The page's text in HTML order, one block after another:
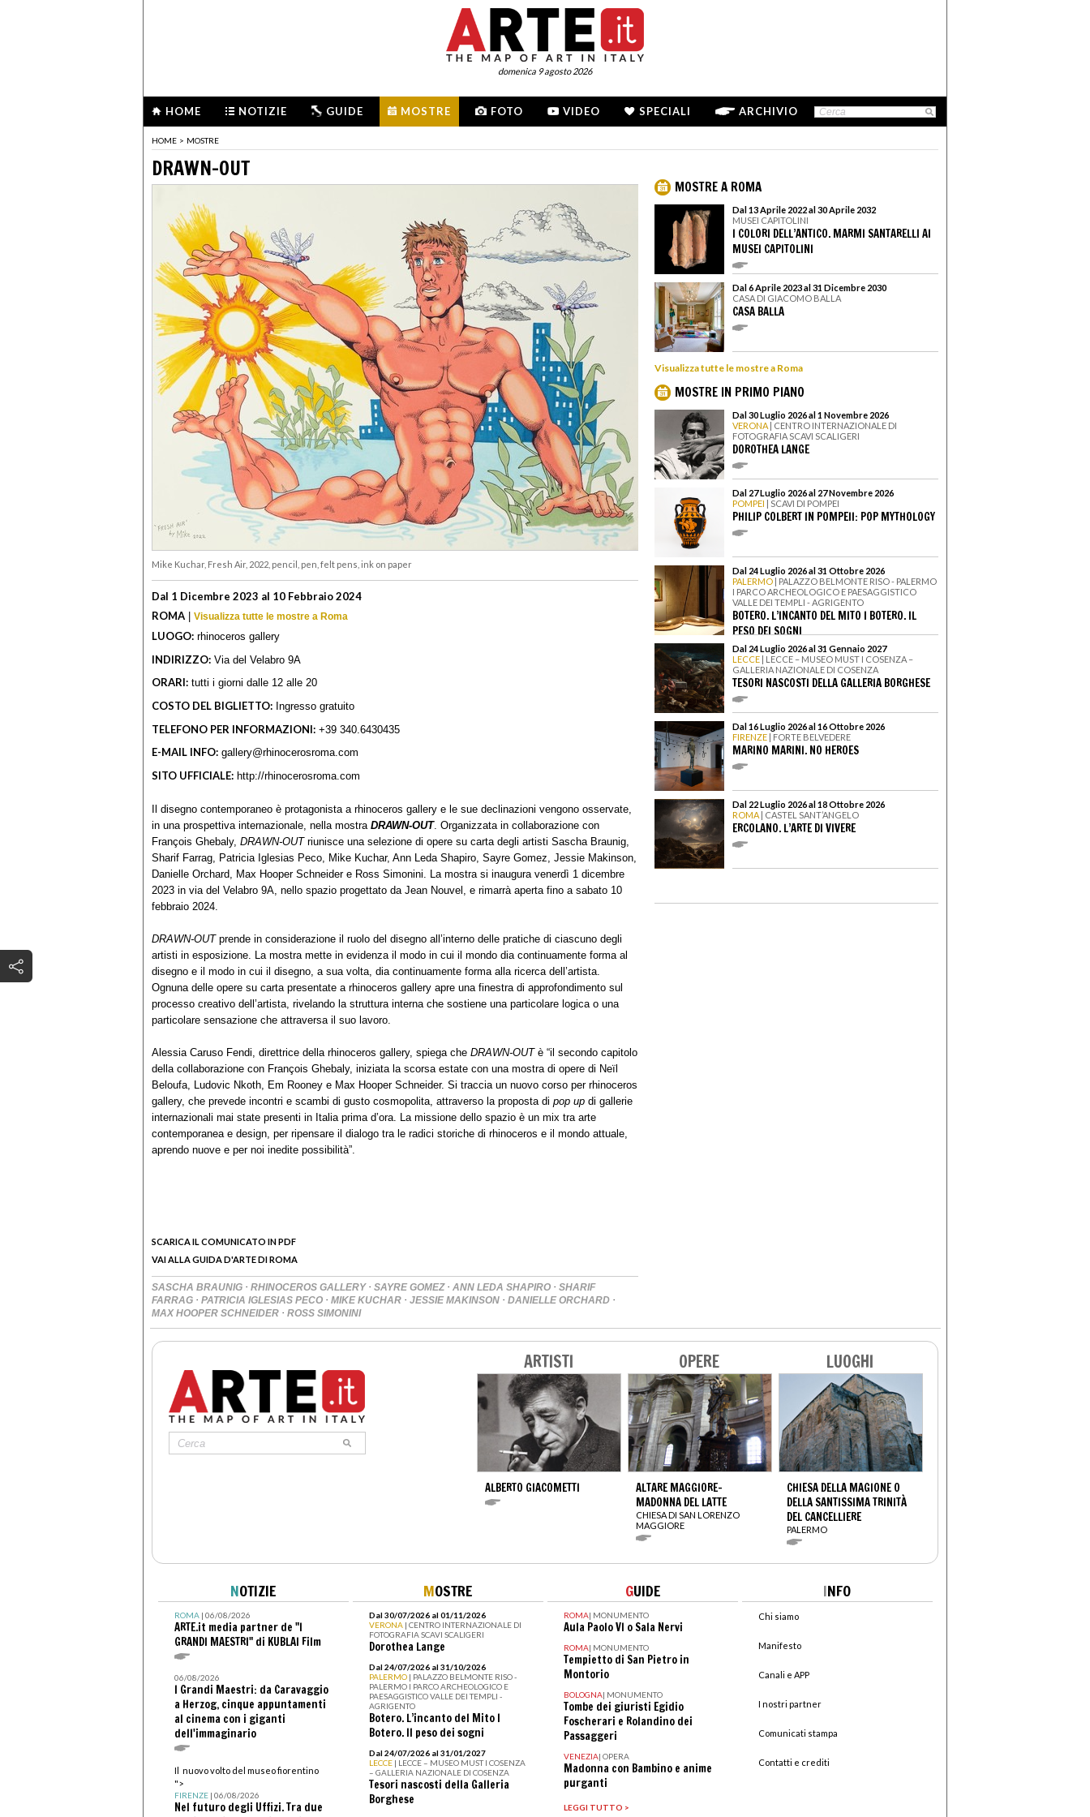
domenica 9 agosto 2026
HOME NOTIZIE GUIDE MOSTRE FOTO VIDEO SPECIALI ARCHIVIO
HOME > MOSTRE
DRAWN-OUT
Mike Kuchar, Fresh Air, 2022, pencil, pen, felt pens, ink on paper
Dal 1 Dicembre 2023 al 10 Febbraio 2024
ROMA | Visualizza tutte le mostre a Roma
LUOGO: rhinoceros gallery
INDIRIZZO: Via del Velabro 9A
ORARI: tutti i giorni dalle 12 alle 20
COSTO DEL BIGLIETTO: Ingresso gratuito
TELEFONO PER INFORMAZIONI: +39 340.6430435
E-MAIL INFO: gallery@rhinocerosroma.com
SITO UFFICIALE: http://rhinocerosroma.com
Il disegno contemporaneo è protagonista a rhinoceros gallery e le sue declinazioni vengono osservate,
in una prospettiva internazionale, nella mostra DRAWN-OUT. Organizzata in collaborazione con
François Ghebaly, DRAWN-OUTriunisce una selezione di opere su carta degli artisti Sascha Braunig,
Sharif Farrag, Patricia Iglesias Peco, Mike Kuchar, Ann Leda Shapiro, Sayre Gomez, Jessie Makinson,
Danielle Orchard, Max Hooper Schneider e Ross Simonini. La mostra si inaugura venerdì 1 dicembre
2023 in via del Velabro 9A, nello spazio progettato da Jean Nouvel, e rimarrà aperta fino a sabato 10
febbraio 2024.
DRAWN-OUTprende in considerazione il ruolo del disegno all’interno delle pratiche di ciascuno degli
artisti in esposizione. La mostra mette in evidenza il modo in cui il mondo dia continuamente forma al
disegno e il modo in cui il disegno, a sua volta, dia continuamente forma alla ricerca dell’artista.
Ognuna delle opere su carta presentate a rhinoceros gallery apre una finestra di approfondimento sul
processo creativo dell’artista, rivelando la struttura interna che sostiene una particolare logica o una
particolare sensazione che attraversa il suo lavoro.
Alessia Caruso Fendi, direttrice della rhinoceros gallery, spiega che DRAWN-OUTè “il secondo capitolo
della collaborazione con François Ghebaly, iniziata la scorsa estate con una mostra di opere di Neïl
Beloufa, Ludovic Nkoth, Em Rooney e Max Hooper Schneider. Si traccia un nuovo corso per rhinoceros
gallery, che prevede incontri e scambi di gusto cosmopolita, attraverso la proposta di pop up di gallerie
internazionali mai state presenti in Italia prima d’ora. La missione dello spazio è un mix tra arte
contemporanea e design, per ripensare il dialogo tra le radici storiche di rhinoceros e il mondo attuale,
aprendo nuove e per noi inedite possibilità”.
SCARICA IL COMUNICATO IN PDF
VAI ALLA GUIDA D'ARTE DI ROMA
SASCHA BRAUNIG · RHINOCEROS GALLERY · SAYRE GOMEZ · ANN LEDA SHAPIRO · SHARIF
FARRAG · PATRICIA IGLESIAS PECO · MIKE KUCHAR · JESSIE MAKINSON · DANIELLE ORCHARD ·
MAX HOOPER SCHNEIDER · ROSS SIMONINI
MOSTRE A ROMA
Dal 13 Aprile 2022 al 30 Aprile 2032
MUSEI CAPITOLINI
I COLORI DELL’ANTICO. MARMI SANTARELLI AI
MUSEI CAPITOLINI
Dal 6 Aprile 2023 al 31 Dicembre 2030
CASA DI GIACOMO BALLA
CASA BALLA
Visualizza tutte le mostre a Roma
MOSTRE IN PRIMO PIANO
Dal 30 Luglio 2026 al 1 Novembre 2026
VERONA | CENTRO INTERNAZIONALE DI
FOTOGRAFIA SCAVI SCALIGERI
DOROTHEA LANGE
Dal 27 Luglio 2026 al 27 Novembre 2026
POMPEI | SCAVI DI POMPEI
PHILIP COLBERT IN POMPEII: POP MYTHOLOGY
Dal 24 Luglio 2026 al 31 Ottobre 2026
PALERMO | PALAZZO BELMONTE RISO - PALERMO
I PARCO ARCHEOLOGICO E PAESAGGISTICO
VALLE DEI TEMPLI - AGRIGENTO
BOTERO. L’INCANTO DEL MITO I BOTERO. IL
PESO DEI SOGNI
Dal 24 Luglio 2026 al 31 Gennaio 2027
LECCE | LECCE – MUSEO MUST I COSENZA –
GALLERIA NAZIONALE DI COSENZA
TESORI NASCOSTI DELLA GALLERIA BORGHESE
Dal 16 Luglio 2026 al 16 Ottobre 2026
FIRENZE | FORTE BELVEDERE
MARINO MARINI. NO HEROES
Dal 22 Luglio 2026 al 18 Ottobre 2026
ROMA | CASTEL SANT’ANGELO
ERCOLANO. L’ARTE DI VIVERE
ARTISTI
ALBERTO GIACOMETTI
OPERE
ALTARE MAGGIORE-
MADONNA DEL LATTE
CHIESA DI SAN LORENZO
MAGGIORE
LUOGHI
CHIESA DELLA MAGIONE O
DELLA SANTISSIMA TRINITÀ
DEL CANCELLIERE
PALERMO
NOTIZIE
ROMA| 06/08/2026
ARTE.it media partner de "I
GRANDI MAESTRI" di KUBLAI Film
06/08/2026
I Grandi Maestri: da Caravaggio
a Herzog, cinque appuntamenti
al cinema con i giganti
dell'immaginario
Il nuovo volto del museo fiorentino
">
FIRENZE| 06/08/2026
Nel futuro degli Uffizi. Tra due
MOSTRE
Dal 30/07/2026 al 01/11/2026
VERONA | CENTRO INTERNAZIONALE DI
FOTOGRAFIA SCAVI SCALIGERI
Dorothea Lange
Dal 24/07/2026 al 31/10/2026
PALERMO | PALAZZO BELMONTE RISO -
PALERMO I PARCO ARCHEOLOGICO E
PAESAGGISTICO VALLE DEI TEMPLI -
AGRIGENTO
Botero. L’incanto del Mito I
Botero. Il peso dei sogni
Dal 24/07/2026 al 31/01/2027
LECCE | LECCE – MUSEO MUST I COSENZA
– GALLERIA NAZIONALE DI COSENZA
Tesori nascosti della Galleria
Borghese
GUIDE
ROMA| MONUMENTO
Aula Paolo VI o Sala Nervi
ROMA| MONUMENTO
Tempietto di San Pietro in
Montorio
BOLOGNA| MONUMENTO
Tombe dei giuristi Egidio
Foscherari e Rolandino dei
Passaggeri
VENEZIA| OPERA
Madonna con Bambino e anime
purganti
LEGGI TUTTO >
INFO
Chi siamo
Manifesto
Canali e APP
I nostri partner
Comunicati stampa
Contatti e crediti